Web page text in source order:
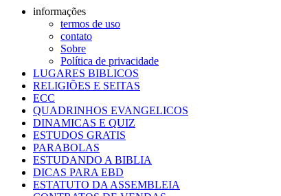
informações
termos de uso
contato
Sobre
Política de privacidade
LUGARES BIBLICOS
RELIGIÕES E SEITAS
ECC
QUADRINHOS EVANGELICOS
DINAMICAS E QUIZ
ESTUDOS GRATIS
PARABOLAS
ESTUDANDO A BIBLIA
DICAS PARA EBD
ESTATUTO DA ASSEMBLEIA